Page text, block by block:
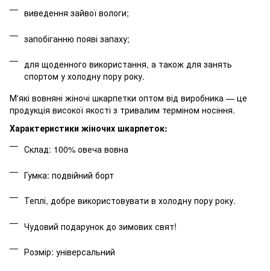
виведення зайвої вологи;
запобіганню появі запаху;
для щоденного використання, а також для занять
спортом у холодну пору року.
М'які вовняні жіночі шкарпетки оптом від виробника — це
продукція високої якості з тривалим терміном носіння.
Характеристики жіночих шкарпеток:
Склад: 100% овеча вовна
Гумка: подвійний борт
Теплі, добре використовувати в холодну пору року.
Чудовий подарунок до зимових свят!
Розмір: універсальний